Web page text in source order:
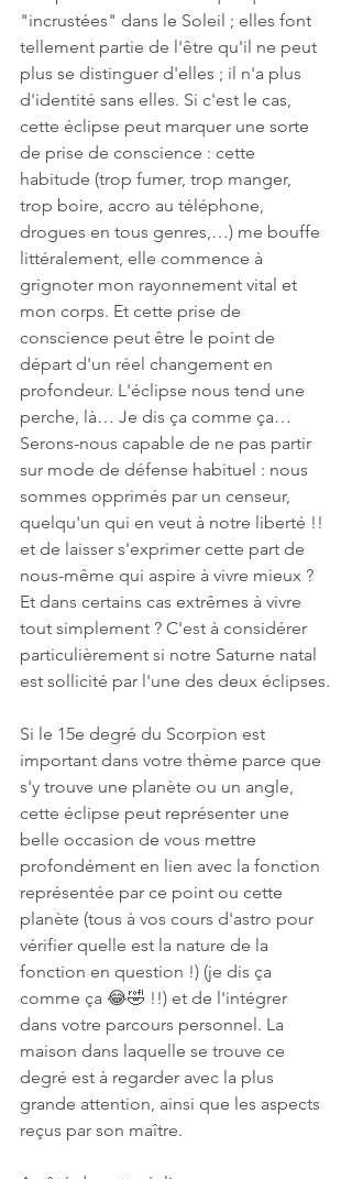
"incrustées" dans le Soleil ; elles font
tellement partie de l'être qu'il ne peut
plus se distinguer d'elles ; il n'a plus
d'identité sans elles. Si c'est le cas,
cette éclipse peut marquer une sorte
de prise de conscience : cette
habitude (trop fumer, trop manger,
trop boire, accro au téléphone,
drogues en tous genres,…) me bouffe
littéralement, elle commence à
grignoter mon rayonnement vital et
mon corps. Et cette prise de
conscience peut être le point de
départ d'un réel changement en
profondeur. L'éclipse nous tend une
perche, là… Je dis ça comme ça…
Serons-nous capable de ne pas partir
sur mode de défense habituel : nous
sommes opprimés par un censeur,
quelqu'un qui en veut à notre liberté !!
et de laisser s'exprimer cette part de
nous-même qui aspire à vivre mieux ?
Et dans certains cas extrêmes à vivre
tout simplement ? C'est à considérer
particulièrement si notre Saturne natal
est sollicité par l'une des deux éclipses.
Si le 15e degré du Scorpion est
important dans votre thème parce que
s'y trouve une planète ou un angle,
cette éclipse peut représenter une
belle occasion de vous mettre
profondément en lien avec la fonction
représentée par ce point ou cette
planète (tous à vos cours d'astro pour
vérifier quelle est la nature de la
fonction en question !) (je dis ça
comme ça 😂🤣 !!) et de l'intégrer
dans votre parcours personnel. La
maison dans laquelle se trouve ce
degré est à regarder avec la plus
grande attention, ainsi que les aspects
reçus par son maître.